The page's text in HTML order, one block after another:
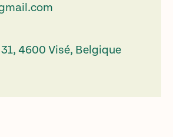
4600 Visé, Belgique